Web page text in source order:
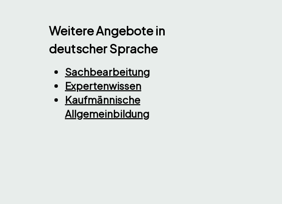
Weitere Angebote in
deutscher Sprache
Sachbearbeitung
Expertenwissen
Kaufmännische
Allgemeinbildung